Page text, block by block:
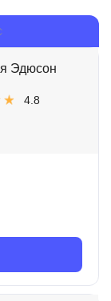
Эдюсон
4.8